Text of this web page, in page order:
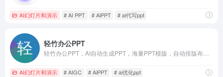
AI幻灯片和演示 # AI PPT # AiPPT # ai代写ppt
轻竹办公PPT
AI幻灯片和演示 # AIGC # AiPPT # ai优化ppt